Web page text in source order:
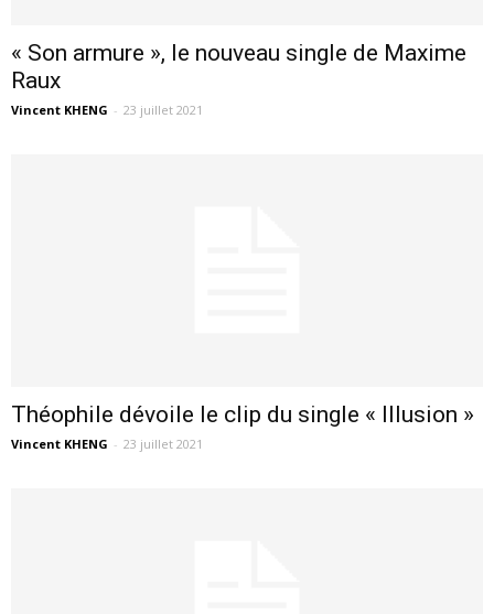
« Son armure », le nouveau single de Maxime
Raux
Vincent KHENG - 23 juillet 2021
Théophile dévoile le clip du single « Illusion »
Vincent KHENG - 23 juillet 2021